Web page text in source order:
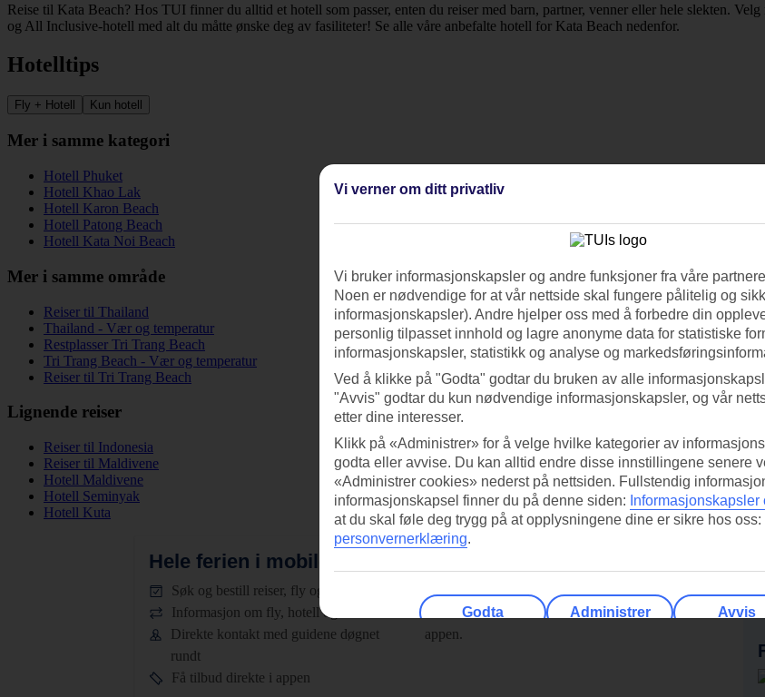
Reise til Kata Beach? Hos TUI finner du alltid et hotell som passer, enten du reiser med barn, partner, venner eller hele slekten.
og All Inclusive-hotell med alt du måtte ønske deg av fasiliteter! Se alle våre anbefalte hotell for Kata Beach nedenfor.
Hotelltips
Fly + Hotell Kun hotell
Mer i samme kategori
Hotell Phuket
Hotell Khao Lak
Hotell Karon Beach
Hotell Patong Beach
Hotell Kata Noi Beach
Mer i samme område
Reiser til Thailand
Thailand - Vær og temperatur
Restplasser Tri Trang Beach
Tri Trang Beach - Vær og temperatur
Reiser til Tri Trang Beach
Lignende reiser
Reiser til Indonesia
Reiser til Maldivene
Hotell Maldivene
Hotell Seminyak
Hotell Kuta
Hele ferien i mobilen.
Søk og bestill reiser, fly og hotell
Informasjon om fly, hotell og transfer
Direkte kontakt med guidene døgnet
rundt
Få tilbud direkte i appen
mobilkameraet ditt for å laste ned
appen.
Vi verner om ditt privatliv
Vi bruker informasjonskapsler og andre funksjoner fra våre
Noen er nødvendige for at vår nettside skal fungere pålitelig og
informasjonskapsler). Andre hjelper oss med å forbedre din
personlig tilpasset innhold og lagre anonyme data for statistiske
informasjonskapsler, statistikk og analyse og
Ved å klikke på "Godta" godtar du bruken av alle
"Avvis" godtar du kun nødvendige informasjonskapsler, og vår
etter dine interesser.
Klikk på «Administrer» for å velge hvilke kategorier av
godta eller avvise. Du kan alltid endre disse innstillingene senere
«Administrer cookies» nederst på nettsiden. Fullstendig
informasjonskapsel finner du på denne siden:
at du skal føle deg trygg på at opplysningene dine er sikre hos oss:
personvernerklæring.
Godta Administrer Avvis